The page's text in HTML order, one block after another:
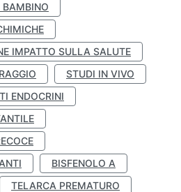
BAMBINO
IMPATTO SULLA SALUTE
STUDI IN VIVO
ENDOCRINI
BISFENOLO A
TELARCA PREMATURO